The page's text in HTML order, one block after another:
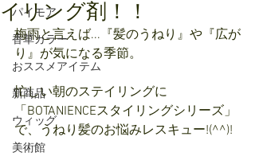
パイモア
香草カラー
おススメアイテム
新商品
ウィッグ
美術館
イリング剤！！
梅雨と言えば...『髪のうねり』や『広が
り』が気になる季節。
忙しい朝のステイリングに
「BOTANIENCEスタイリングシリーズ」
で、うねり髪のお悩みレスキュー!(^^)!